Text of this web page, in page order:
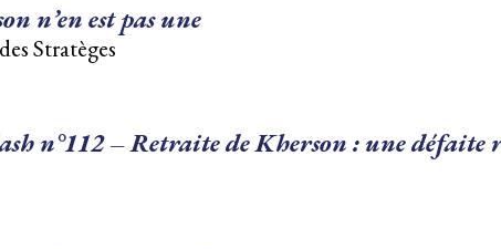
n’en est pas une
Stratèges
n°112 – Retraite de Kherson : une défaite